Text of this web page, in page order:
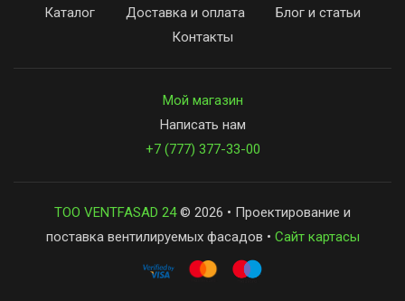
Каталог Доставка и оплата
Блог и статьи
Контакты
Мой магазин
Написать нам
+7 (777) 377-33-00
ТОО VENTFASAD 24© 2026 • Проектирование и
поставка вентилируемых фасадов • Сайт картасы